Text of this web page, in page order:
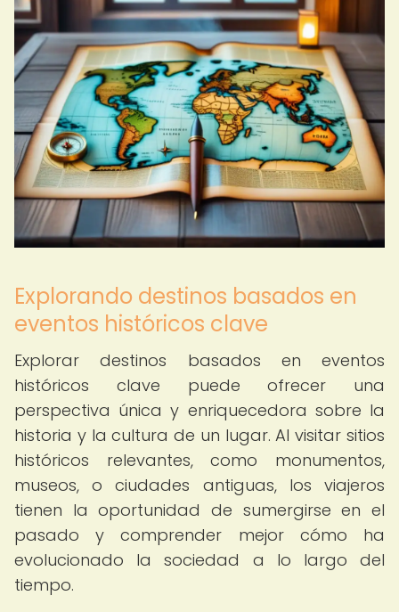
Explorando destinos basados en
eventos históricos clave
Explorar destinos basados en eventos
históricos clave puede ofrecer una
perspectiva única y enriquecedora sobre la
historia y la cultura de un lugar. Al visitar sitios
históricos relevantes, como monumentos,
museos, o ciudades antiguas, los viajeros
tienen la oportunidad de sumergirse en el
pasado y comprender mejor cómo ha
evolucionado la sociedad a lo largo del
tiempo.